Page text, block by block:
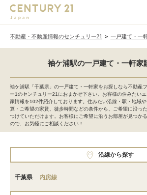
不動産・不動産情報のセンチュリー21 一戸建て・一
袖ケ浦駅の一戸建て・一軒家
袖ケ浦駅「千葉県」の一戸建て・一軒家をお探しなら不動産
ー1のセンチュリー21におまかせ下さい。お客様の住みたい
家情報を102件紹介しております。住みたい沿線・駅・地域
算・ご希望の家賃、徒歩時間などの条件から、ご希望に沿っ
つけていただけます。お客様にご希望に沿うお部屋が見つか
ので、お気軽にご相談ください！
沿線から探す
千葉県 内房線